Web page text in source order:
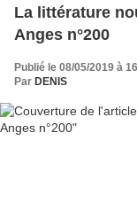
La littérature
Anges n°200
Publié le 08/05/2019 à
Par DENIS